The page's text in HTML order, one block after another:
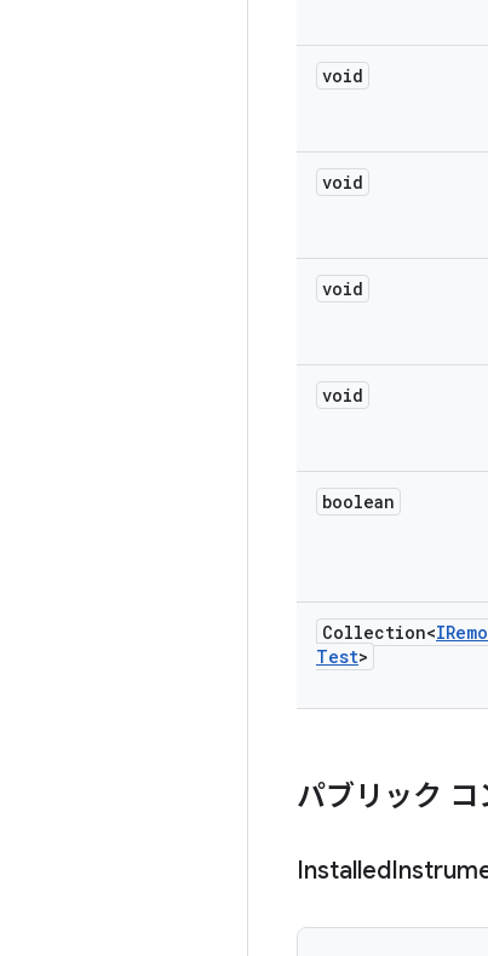
void
void
void
void
boolean
Collection<
Test>
パブリック コ
Installed